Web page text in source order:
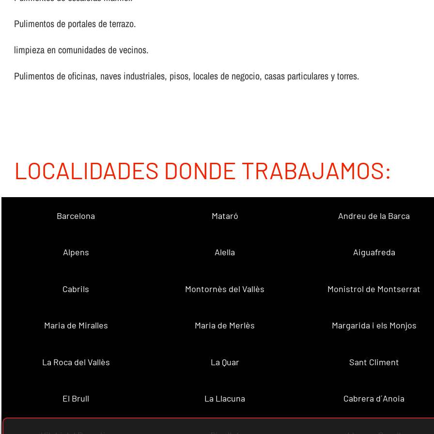
Pulimentos de portales de terrazo.
limpieza en comunidades de vecinos.
Pulimentos de oficinas, naves industriales, pisos, locales de negocio, casas particulares y torres.
LOCALIDADES DONDE TRABAJAMOS:
Barcelona Mataró Andreu de la Barca
Alpens Alella Aiguafreda
Cabrils Montornès del Vallès Monistrol de Montserrat
Maria de Miralles Maria de Merlès Margarida i els Monjos
La Roca del Vallès La Quar Sant Climent
El Brull La Llacuna Cabrera d´Anoia